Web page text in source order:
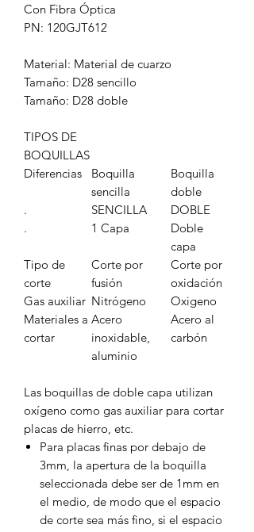
Con Fibra Óptica
PN: 120GJT612
Material: Material de cuarzo
Tamaño: D28 sencillo
Tamaño: D28 doble
TIPOS DE
BOQUILLAS
Diferencias
Boquilla
sencilla
Boquilla
doble
.
SENCILLA
DOBLE
.
1 Capa
Doble
capa
Tipo de
corte
Corte por
fusión
Corte por
oxidación
Gas auxiliar Nitrógeno
Oxigeno
Materiales a
cortar
Acero
inoxidable,
aluminio
Acero al
carbón
Las boquillas de doble capa utilizan
oxígeno como gas auxiliar para cortar
placas de hierro, etc.
Para placas finas por debajo de
3mm, la apertura de la boquilla
seleccionada debe ser de 1mm en
el medio, de modo que el espacio
de corte sea más fino, si el espacio